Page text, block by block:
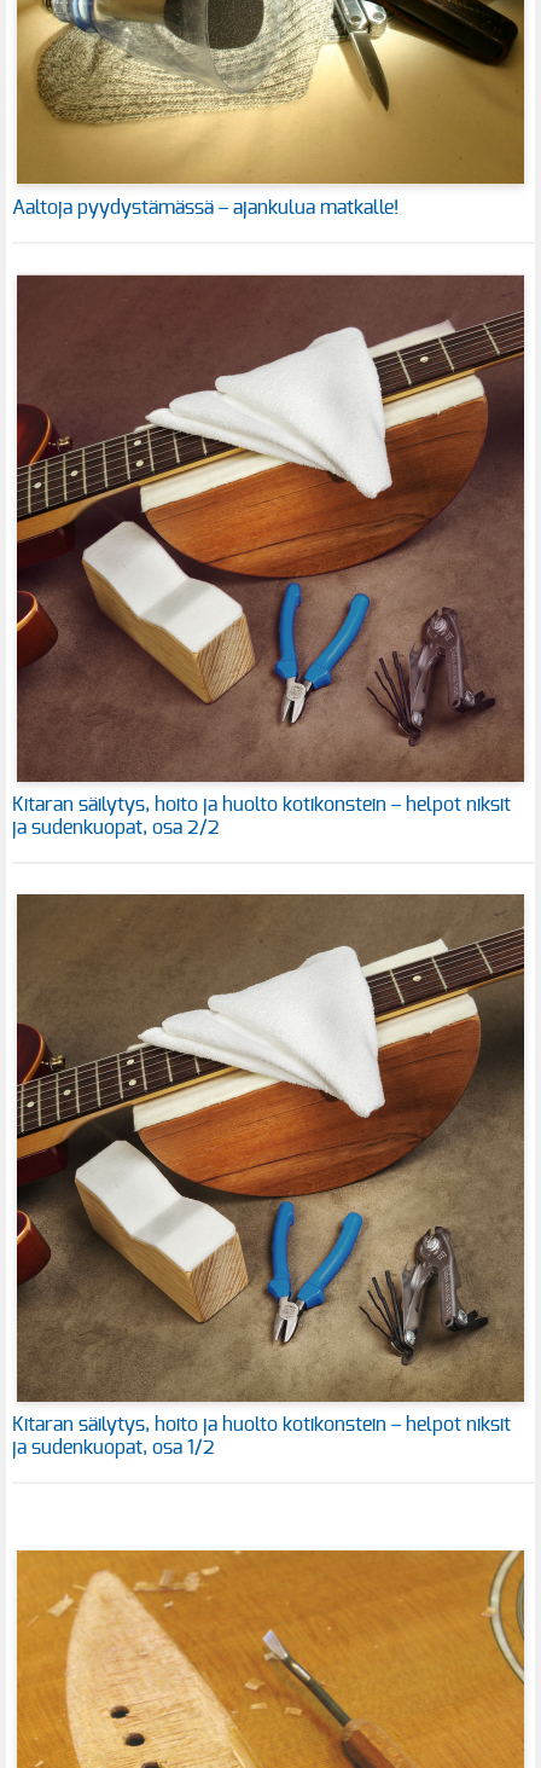
Aaltoja pyydystämässä – ajankulua matkalle!
Kitaran säilytys, hoito ja huolto kotikonstein – helpot niksit
ja sudenkuopat, osa 2/2
Kitaran säilytys, hoito ja huolto kotikonstein – helpot niksit
ja sudenkuopat, osa 1/2